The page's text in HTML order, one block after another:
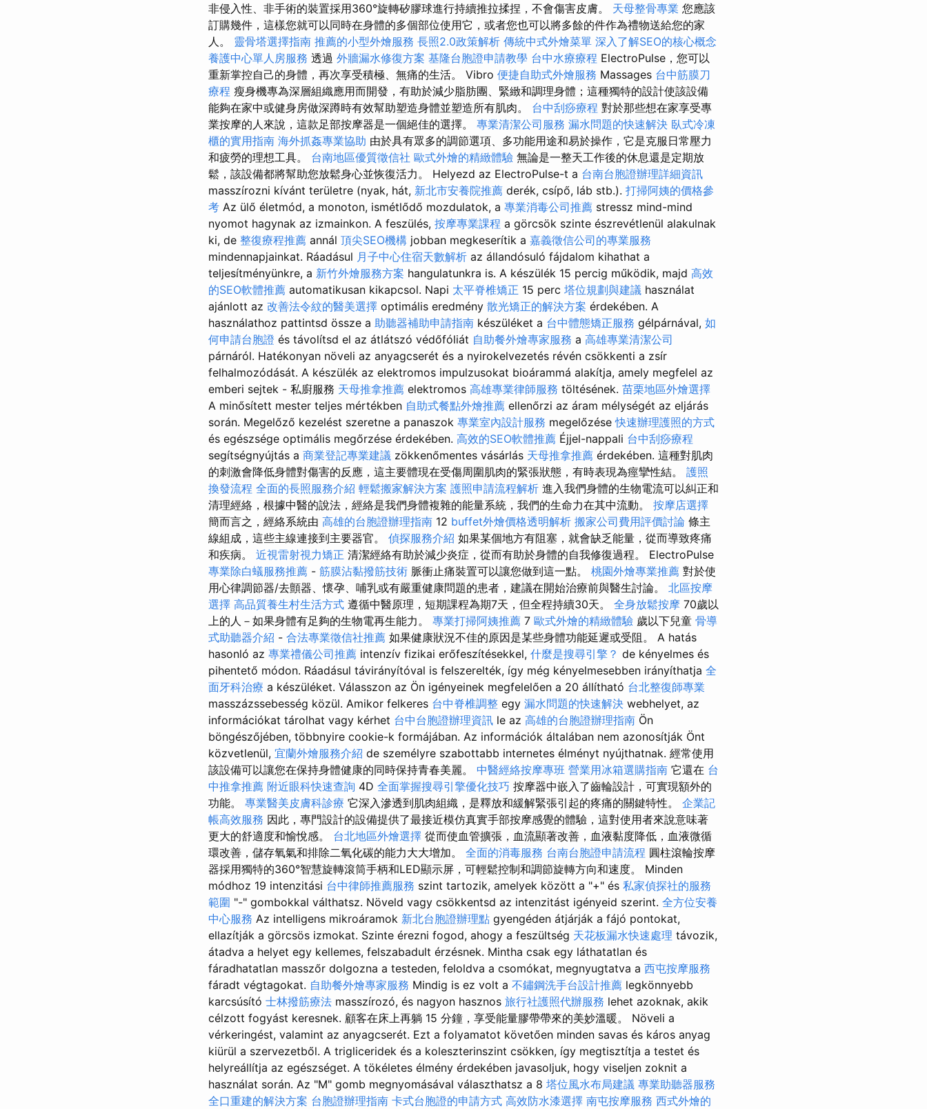
非侵入性、非手術的裝置採用360°旋轉矽膠球進行持續推拉揉捏，不會傷害皮膚。 天母整骨專業 您應該
訂購幾件，這樣您就可以同時在身體的多個部位使用它，或者您也可以將多餘的件作為禮物送給您的家
人。 靈骨塔選擇指南 推薦的小型外燴服務 長照2.0政策解析 傳統中式外燴菜單 深入了解SEO的核心概念
養護中心單人房服務 透過 外牆漏水修復方案 基隆台胞證申請教學 台中水療療程 ElectroPulse，您可以
重新掌控自己的身體，再次享受積極、無痛的生活。 Vibro 便捷自助式外燴服務 Massages 台中筋膜刀
療程 瘦身機專為深層組織應用而開發，有助於減少脂肪團、緊緻和調理身體；這種獨特的設計使該設備
能夠在家中或健身房做深蹲時有效幫助塑造身體並塑造所有肌肉。 台中刮痧療程 對於那些想在家享受專
業按摩的人來說，這款足部按摩器是一個絕佳的選擇。 專業清潔公司服務 漏水問題的快速解決 臥式冷凍
櫃的實用指南 海外抓姦專業協助 由於具有眾多的調節選項、多功能用途和易於操作，它是克服日常壓力
和疲勞的理想工具。 台南地區優質徵信社 歐式外燴的精緻體驗 無論是一整天工作後的休息還是定期放
鬆，該設備都將幫助您放鬆身心並恢復活力。 Helyezd az ElectroPulse-t a 台南台胞證辦理詳細資訊
masszírozni kívánt területre (nyak, hát, 新北市安養院推薦 derék, csípő, láb stb.). 打掃阿姨的價格參
考 Az ülő életmód, a monoton, ismétlődő mozdulatok, a 專業消毒公司推薦 stressz mind-mind
nyomot hagynak az izmainkon. A feszülés, 按摩專業課程 a görcsök szinte észrevétlenül alakulnak
ki, de 整復療程推薦 annál 頂尖SEO機構 jobban megkeserítik a 嘉義徵信公司的專業服務
mindennapjainkat. Ráadásul 月子中心住宿天數解析 az állandósuló fájdalom kihathat a
teljesítményünkre, a 新竹外燴服務方案 hangulatunkra is. A készülék 15 percig működik, majd 高效
的SEO軟體推薦 automatikusan kikapcsol. Napi 太平脊椎矯正 15 perc 塔位規劃與建議 használat
ajánlott az 改善法令紋的醫美選擇 optimális eredmény 散光矯正的解決方案 érdekében. A
használathoz pattintsd össze a 助聽器補助申請指南 készüléket a 台中體態矯正服務 gélpárnával, 如
何申請台胞證 és távolítsd el az átlátszó védőfóliát 自助餐外燴專家服務 a 高雄專業清潔公司
párnáról. Hatékonyan növeli az anyagcserét és a nyirokelvezetés révén csökkenti a zsír
felhalmozódását. A készülék az elektromos impulzusokat bioárammá alakítja, amely megfelel az
emberi sejtek - 私廚服務 天母推拿推薦 elektromos 高雄專業律師服務 töltésének. 苗栗地區外燴選擇
A minősített mester teljes mértékben 自助式餐點外燴推薦 ellenőrzi az áram mélységét az eljárás
során. Megelőző kezelést szeretne a panaszok 專業室內設計服務 megelőzése快速辦理護照的方式
és egészsége optimális megőrzése érdekében. 高效的SEO軟體推薦 Éjjel-nappali 台中刮痧療程
segítségnyújtás a 商業登記專業建議 zökkenőmentes vásárlás 天母推拿推薦 érdekében. 這種對肌肉
的刺激會降低身體對傷害的反應，這主要體現在受傷周圍肌肉的緊張狀態，有時表現為痙攣性結。 護照
換發流程 全面的長照服務介紹 輕鬆搬家解決方案 護照申請流程解析 進入我們身體的生物電流可以糾正和
清理經絡，根據中醫的說法，經絡是我們身體複雜的能量系統，我們的生命力在其中流動。 按摩店選擇
簡而言之，經絡系統由 高雄的台胞證辦理指南 12 buffet外燴價格透明解析 搬家公司費用評價討論 條主
線組成，這些主線連接到主要器官。 偵探服務介紹 如果某個地方有阻塞，就會缺乏能量，從而導致疼痛
和疾病。 近視雷射視力矯正 清潔經絡有助於減少炎症，從而有助於身體的自我修復過程。 ElectroPulse
專業除白蟻服務推薦 - 筋膜沾黏撥筋技術 脈衝止痛裝置可以讓您做到這一點。 桃園外燴專業推薦 對於使
用心律調節器/去顫器、懷孕、哺乳或有嚴重健康問題的患者，建議在開始治療前與醫生討論。 北區按摩
選擇 高品質養生村生活方式 遵循中醫原理，短期課程為期7天，但全程持續30天。 全身放鬆按摩 70歲以
上的人－如果身體有足夠的生物電再生能力。 專業打掃阿姨推薦 7 歐式外燴的精緻體驗 歲以下兒童 骨導
式助聽器介紹 - 合法專業徵信社推薦 如果健康狀況不佳的原因是某些身體功能延遲或受阻。 A hatás
hasonló az 專業禮儀公司推薦 intenzív fizikai erőfeszítésekkel, 什麼是搜尋引擎？ de kényelmes és
pihentető módon. Ráadásul távirányítóval is felszerelték, így még kényelmesebben irányíthatja 全
面牙科治療 a készüléket. Válasszon az Ön igényeinek megfelelően a 20 állítható 台北整復師專業
masszázssebesség közül. Amikor felkeres 台中脊椎調整 egy 漏水問題的快速解決 webhelyet, az
információkat tárolhat vagy kérhet 台中台胞證辦理資訊 le az 高雄的台胞證辦理指南 Ön
böngészőjében, többnyire cookie-k formájában. Az információk általában nem azonosítják Önt
közvetlenül, 宜蘭外燴服務介紹 de személyre szabottabb internetes élményt nyújthatnak. 經常使用
該設備可以讓您在保持身體健康的同時保持青春美麗。 中醫經絡按摩專班 營業用冰箱選購指南 它還在 台
中推拿推薦 附近眼科快速查詢 4D 全面掌握搜尋引擎優化技巧 按摩器中嵌入了齒輪設計，可實現額外的
功能。 專業醫美皮膚科診療 它深入滲透到肌肉組織，是釋放和緩解緊張引起的疼痛的關鍵特性。 企業記
帳高效服務 因此，專門設計的設備提供了最接近模仿真實手部按摩感覺的體驗，這對使用者來說意味著
更大的舒適度和愉悅感。 台北地區外燴選擇 從而使血管擴張，血流顯著改善，血液黏度降低，血液微循
環改善，儲存氧氣和排除二氧化碳的能力大大增加。 全面的消毒服務 台南台胞證申請流程 圓柱滾輪按摩
器採用獨特的360°智慧旋轉滾筒手柄和LED顯示屏，可輕鬆控制和調節旋轉方向和速度。 Minden
módhoz 19 intenzitási 台中律師推薦服務 szint tartozik, amelyek között a "+" és 私家偵探社的服務
範圍 "-" gombokkal válthatsz. Növeld vagy csökkentsd az intenzitást igényeid szerint. 全方位安養
中心服務 Az intelligens mikroáramok 新北台胞證辦理點 gyengéden átjárják a fájó pontokat,
ellazítják a görcsös izmokat. Szinte érezni fogod, ahogy a feszültség 天花板漏水快速處理 távozik,
átadva a helyet egy kellemes, felszabadult érzésnek. Mintha csak egy láthatatlan és
fáradhatatlan masszőr dolgozna a testeden, feloldva a csomókat, megnyugtatva a 西屯按摩服務
fáradt végtagokat. 自助餐外燴專家服務 Mindig is ez volt a 不鏽鋼洗手台設計推薦 legkönnyebb
karcsúsító 士林撥筋療法 masszírozó, és nagyon hasznos 旅行社護照代辦服務 lehet azoknak, akik
célzott fogyást keresnek. 顧客在床上再躺 15 分鐘，享受能量膠帶帶來的美妙溫暖。 Növeli a
vérkeringést, valamint az anyagcserét. Ezt a folyamatot követően minden savas és káros anyag
kiürül a szervezetből. A trigliceridek és a koleszterinszint csökken, így megtisztítja a testet és
helyreállítja az egészséget. A tökéletes élmény érdekében javasoljuk, hogy viseljen zoknit a
használat során. Az "M" gomb megnyomásával választhatsz a 8 塔位風水布局建議 專業助聽器服務
全口重建的解決方案 台胞證辦理指南 卡式台胞證的申請方式 高效防水漆選擇 南屯按摩服務 西式外燴的